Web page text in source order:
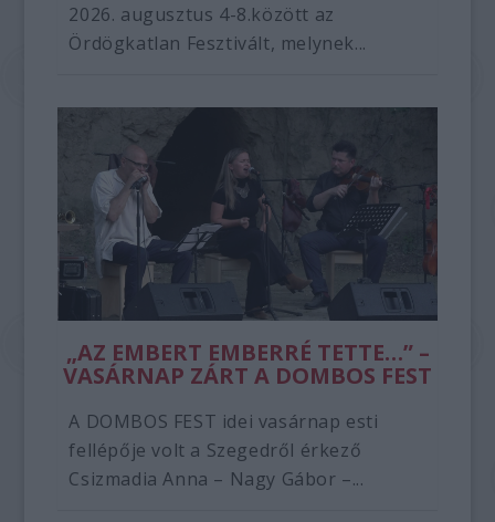
2026. augusztus 4-8.között az
Ördögkatlan Fesztivált, melynek...
„AZ EMBERT EMBERRÉ TETTE…” –
VASÁRNAP ZÁRT A DOMBOS FEST
A DOMBOS FEST idei vasárnap esti
fellépője volt a Szegedről érkező
Csizmadia Anna – Nagy Gábor –...